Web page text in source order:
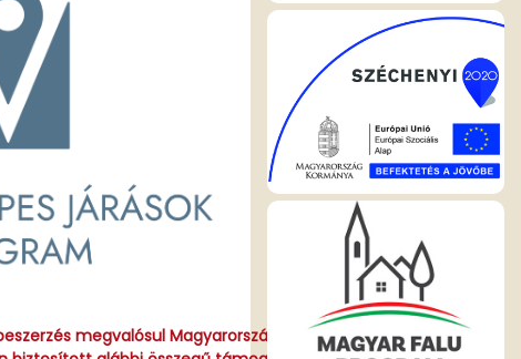
megvalósul Magyarország Kormányának a